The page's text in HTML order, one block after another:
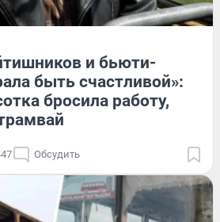
и бьюти-
быть счастливой»:
бросила работу,
Обсудить